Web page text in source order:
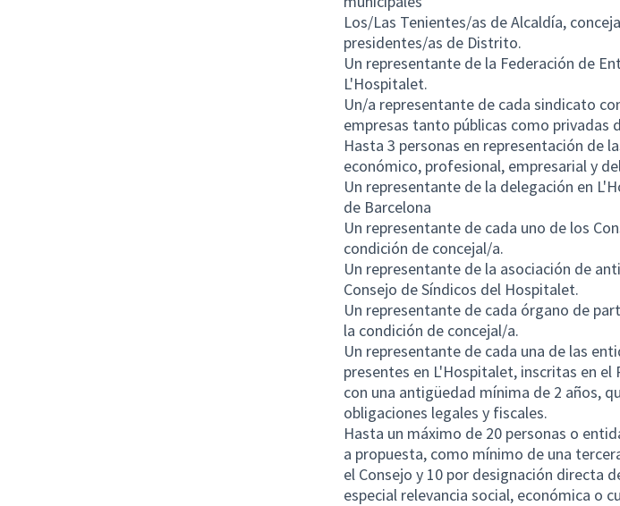
Los/Las Tenientes/as de Alcaldía,
presidentes/as de Distrito.
Un representante de la Federación de
L'Hospitalet.
Un/a representante de cada sindicato
empresas tanto públicas como privadas
Hasta 3 personas en representación de
económico, profesional, empresarial y
Un representante de la delegación en
de Barcelona
Un representante de cada uno de los
condición de concejal/a.
Un representante de la asociación de
Consejo de Síndicos del Hospitalet.
Un representante de cada órgano de
la condición de concejal/a.
Un representante de cada una de las
presentes en L'Hospitalet, inscritas en
con una antigüedad mínima de 2 años,
obligaciones legales y fiscales.
Hasta un máximo de 20 personas o
a propuesta, como mínimo de una
el Consejo y 10 por designación directa
especial relevancia social, económica o